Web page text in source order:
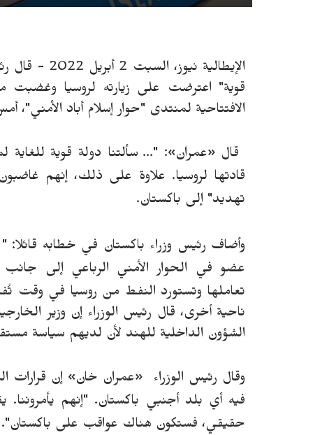
الإيطالية
قوية" اعترضت على زيارته لروسيا
الافتتاحية لمنتدى "حوار إسلام أباد الأمني"، أمس
قال«عمران»: "... سألتنا دولة قوية
قادتها لروسيا. علاوة على ذلك، إنهم
تهديد" إلى باكستان.
وأضاف رئيس وزراء باكستان في خطابه قائلا: "
عضو في الحوار الأمني الرباعي إلى جانب
تعاملها وتستورد النفط من روسيا في وقت
ناحية أخرى، قال رئيس الوزراء إن وزير
الشؤون الداخلية للهند لأن لديهم سياسة
وقال رئيس الوزراء «عمران خان» إن قرارات
فيه أي بلد أجنبي باكستان. "إنهم يأمروننا.
حقيقي، فستكون هناك عواقب على باكستان".